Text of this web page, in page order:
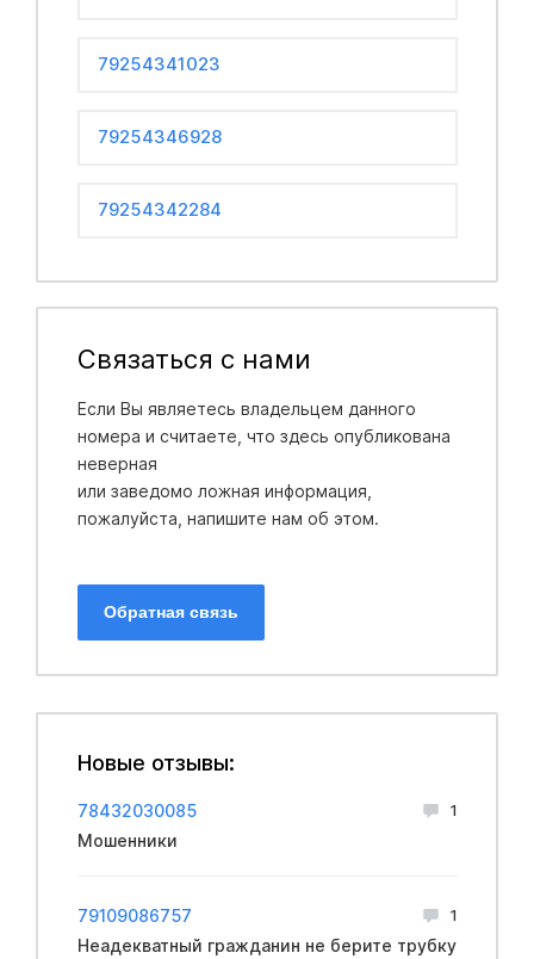
79254341023
79254346928
79254342284
Связаться с нами
Если Вы являетесь владельцем данного
номера и считаете, что здесь опубликована
неверная
или заведомо ложная информация,
пожалуйста, напишите нам об этом.
Обратная связь
Новые отзывы:
78432030085 1
Мошенники
79109086757 1
Неадекватный гражданин не берите трубку